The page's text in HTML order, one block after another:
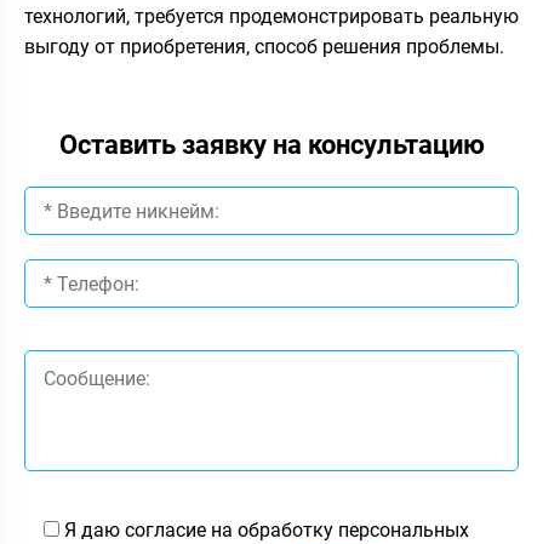
технологий, требуется продемонстрировать реальную
выгоду от приобретения, способ решения проблемы.
Оставить заявку на консультацию
Я даю согласие на обработку персональных